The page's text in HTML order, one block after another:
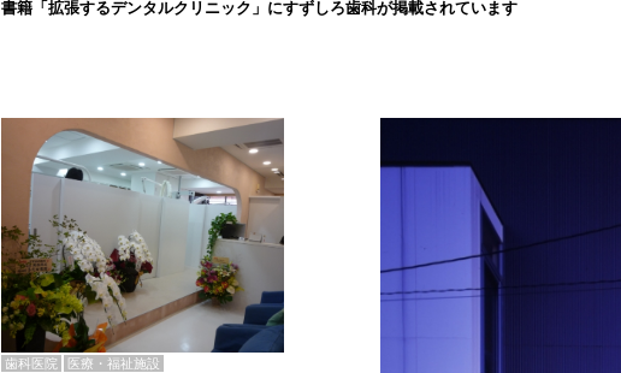
書籍「拡張するデンタルクリニック」にすずしろ歯科が掲載されています
歯科医院
医療・福祉施設